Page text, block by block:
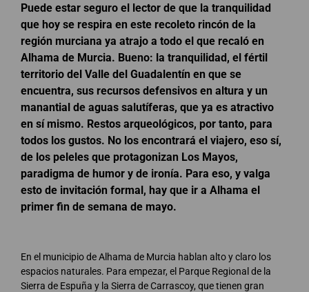
Puede estar seguro el lector de que la tranquilidad
que hoy se respira en este recoleto rincón de la
región murciana ya atrajo a todo el que recaló en
Alhama de Murcia. Bueno: la tranquilidad, el fértil
territorio del Valle del Guadalentín en que se
encuentra, sus recursos defensivos en altura y un
manantial de aguas salutíferas, que ya es atractivo
en sí mismo. Restos arqueológicos, por tanto, para
todos los gustos. No los encontrará el viajero, eso sí,
de los peleles que protagonizan Los Mayos,
paradigma de humor y de ironía. Para eso, y valga
esto de invitación formal, hay que ir a Alhama el
primer fin de semana de mayo.
En el municipio de Alhama de Murcia hablan alto y claro los
espacios naturales. Para empezar, el Parque Regional de la
Sierra de Espuña y la Sierra de Carrascoy, que tienen gran